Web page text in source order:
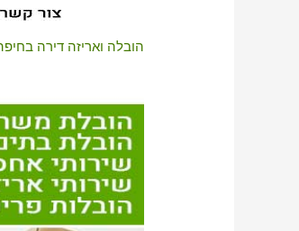
הובלה ואריזה דירה